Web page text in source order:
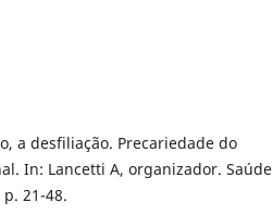
a desfiliação. Precariedade do
In: Lancetti A, organizador. Saúde
p. 21-48.